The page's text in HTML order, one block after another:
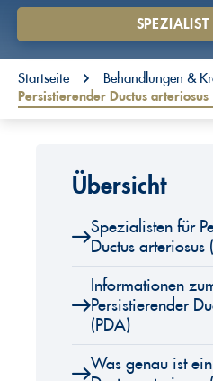
You are here:
Startseite
Behandlungen &
Persistierender Ductus arteriosus
Übersicht
Spezialisten für
Ductus arteriosus
Informationen
Persistierender
(PDA)
Was genau ist